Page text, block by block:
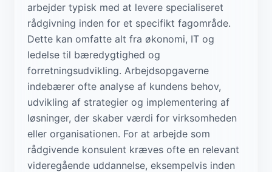
arbejder typisk med at levere specialiseret
rådgivning inden for et specifikt fagområde.
Dette kan omfatte alt fra økonomi, IT og
ledelse til bæredygtighed og
forretningsudvikling. Arbejdsopgaverne
indebærer ofte analyse af kundens behov,
udvikling af strategier og implementering af
løsninger, der skaber værdi for virksomheden
eller organisationen. For at arbejde som
rådgivende konsulent kræves ofte en relevant
videregående uddannelse, eksempelvis inden